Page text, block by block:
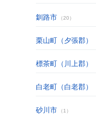
釧路市 （20）
栗山町（夕張郡）
標茶町（川上郡）
白老町（白老郡）
砂川市 （1）